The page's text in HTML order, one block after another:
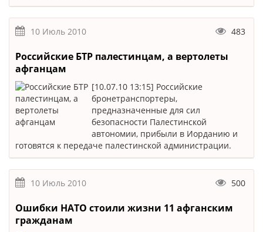
10 Июль 2010 483
Российские БТР палестинцам, а вертолеты
афганцам
[10.07.10 13:15] Российские
бронетранспортеры,
предназначенные для сил
безопасности Палестинской
автономии, прибыли в Иорданию и
готовятся к передаче палестинской администрации.
10 Июль 2010 500
Ошибки НАТО стоили жизни 11 афганским
гражданам